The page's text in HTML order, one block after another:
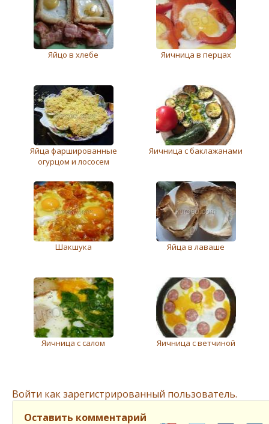
Яйцо в хлебе Яичница в перцах
Яйца фаршированные
огурцом и лососем
Яичница с баклажанами
Шакшука Яйца в лаваше
Яичница с салом Яичница с ветчиной
Войти как зарегистрированный пользователь.
Оставить комментарий